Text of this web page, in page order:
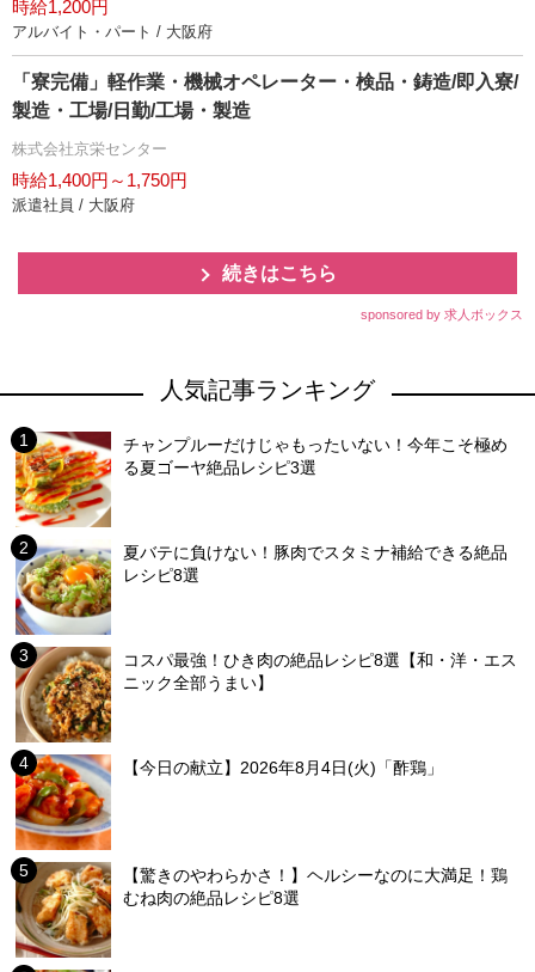
時給1,200円
アルバイト・パート / 大阪府
「寮完備」軽作業・機械オペレーター・検品・鋳造/即入寮/
製造・工場/日勤/工場・製造
株式会社京栄センター
時給1,400円～1,750円
派遣社員 / 大阪府
続きはこちら
sponsored by 求人ボックス
人気記事ランキング
チャンプルーだけじゃもったいない！今年こそ極め
る夏ゴーヤ絶品レシピ3選
夏バテに負けない！豚肉でスタミナ補給できる絶品
レシピ8選
コスパ最強！ひき肉の絶品レシピ8選【和・洋・エス
ニック全部うまい】
【今日の献立】2026年8月4日(火)「酢鶏」
【驚きのやわらかさ！】ヘルシーなのに大満足！鶏
むね肉の絶品レシピ8選